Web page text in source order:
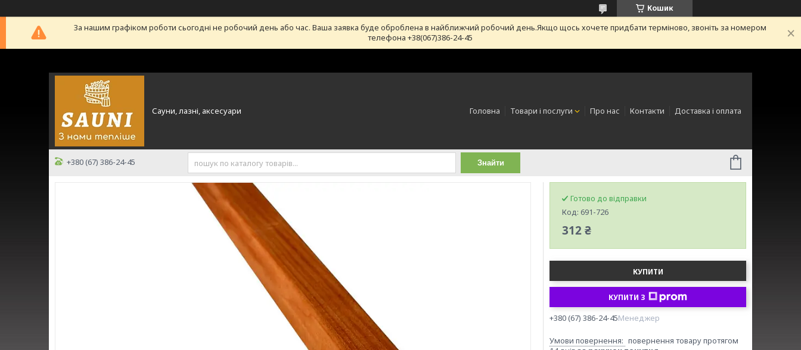
Кошик
За нашим графіком роботи сьогодні не робочий день або час. Ваша заявка буде оброблена в найближчий робочий день.Якщо щось хочете придбати терміново, звоніть за номером
телефона +38(067)386-24-45
Сауни, лазні, аксесуари Головна Товари і послуги Про нас Контакти Доставка і оплата
+380 (67) 386-24-45 Знайти
Готово до відправки
Код: 691-726
312 ₴
КУПИТИ
КУПИТИ З
+380 (67) 386-24-45Менеджер
повернення товару протягом